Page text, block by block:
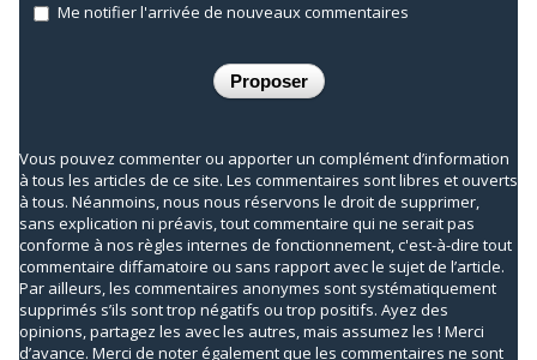
Me notifier l'arrivée de nouveaux commentaires
Vous pouvez commenter ou apporter un complément d’information
à tous les articles de ce site. Les commentaires sont libres et ouverts
à tous. Néanmoins, nous nous réservons le droit de supprimer,
sans explication ni préavis, tout commentaire qui ne serait pas
conforme à nos règles internes de fonctionnement, c'est-à-dire tout
commentaire diffamatoire ou sans rapport avec le sujet de l’article.
Par ailleurs, les commentaires anonymes sont systématiquement
supprimés s’ils sont trop négatifs ou trop positifs. Ayez des
opinions, partagez les avec les autres, mais assumez les ! Merci
d’avance. Merci de noter également que les commentaires ne sont